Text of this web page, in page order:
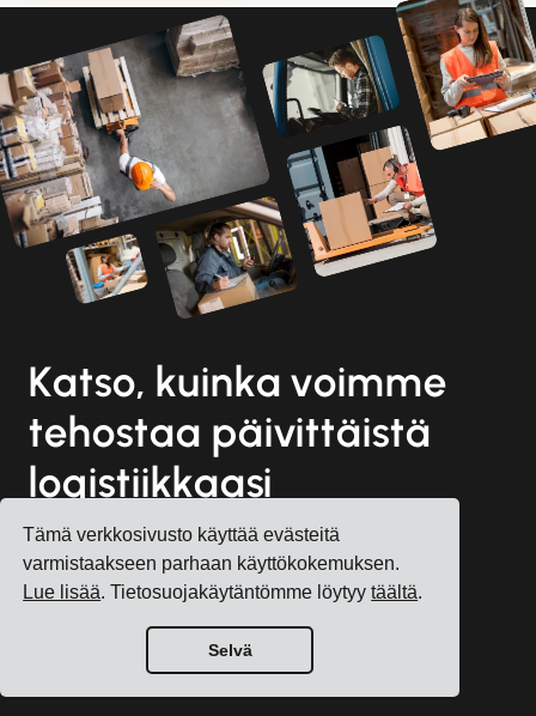
Tämä verkkosivusto käyttää evästeitä
varmistaakseen parhaan käyttökokemuksen.
Lue lisää. Tietosuojakäytäntömme löytyytäältä.
Selvä
Katso, kuinka voimme
tehostaa päivittäistä
logistiikkaasi
Rekisteröi tili
Varaa maksuton konsultaatio